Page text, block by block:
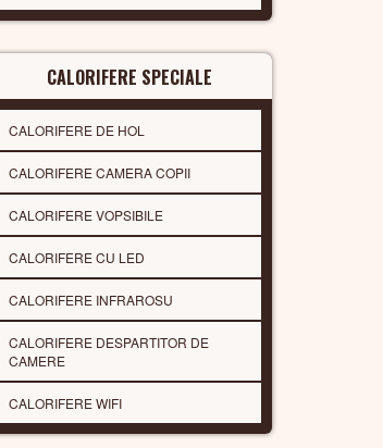
CALORIFERE SPECIALE
CALORIFERE DE HOL
CALORIFERE CAMERA COPII
CALORIFERE VOPSIBILE
CALORIFERE CU LED
CALORIFERE INFRAROSU
CALORIFERE DESPARTITOR DE
CAMERE
CALORIFERE WIFI